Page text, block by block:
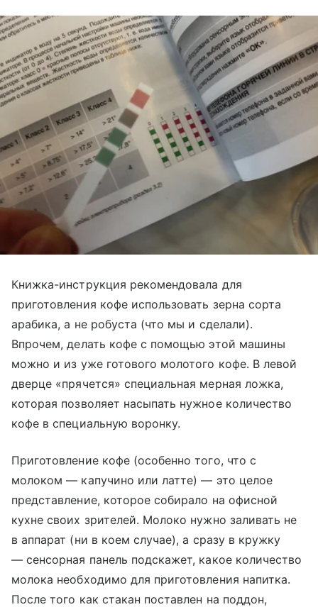
Книжка-инструкция рекомендовала для
приготовления кофе использовать зерна сорта
арабика, а не робуста (что мы и сделали).
Впрочем, делать кофе с помощью этой машины
можно и из уже готового молотого кофе. В левой
дверце «прячется» специальная мерная ложка,
которая позволяет насыпать нужное количество
кофе в специальную воронку.
Приготовление кофе (особенно того, что с
молоком — капучино или латте) — это целое
представление, которое собирало на офисной
кухне своих зрителей. Молоко нужно заливать не
в аппарат (ни в коем случае), а сразу в кружку
— сенсорная панель подскажет, какое количество
молока необходимо для приготовления напитка.
После того как стакан поставлен на поддон,